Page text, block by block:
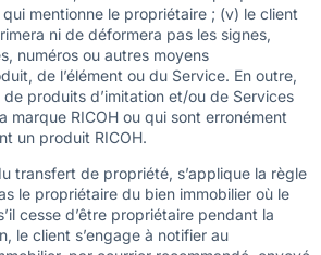
mentionne le propriétaire ; (v) le client
ni de déformera pas les signes,
numéros ou autres moyens
de l’élément ou du Service. En outre,
de produits d’imitation et/ou de Services
marque RICOH ou qui sont erronément
un produit RICOH.
transfert de propriété, s’applique la règle
le propriétaire du bien immobilier où le
cesse d’être propriétaire pendant la
le client s’engage à notifier au